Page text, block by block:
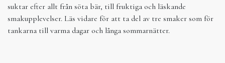
suktar efter allt från söta bär, till fruktiga och läskande
smakupplevelser. Läs vidare för att ta del av tre smaker som för
tankarna till varma dagar och långa sommarnätter.